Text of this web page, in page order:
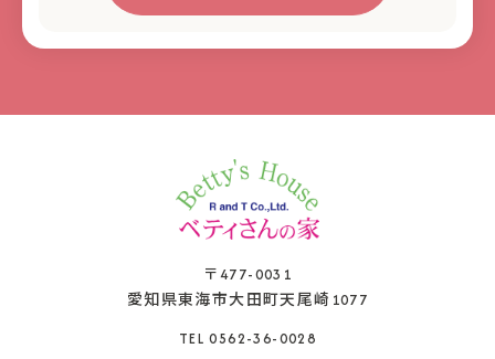
〒477-0031
愛知県東海市大田町天尾崎1077
TEL 0562-36-0028